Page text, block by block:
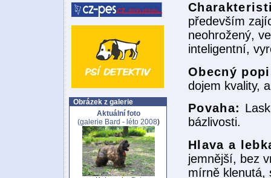
Obrázek z galerie
Aktuální foto
(galerie Bard - léto 2008)
především
neohrožený,
inteligentní,
Obecný
dojem kvality,
Povaha:
bázlivosti.
Hlava a
jemnější, bez
mírně klenutá,